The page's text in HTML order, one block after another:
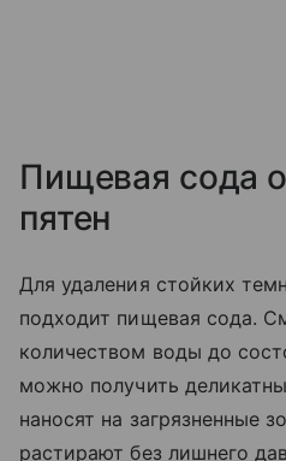
Пищевая сода
пятен
Для удаления стойких
подходит пищевая сода.
количеством воды до
можно получить
наносят на загрязненные
растирают без лишнего